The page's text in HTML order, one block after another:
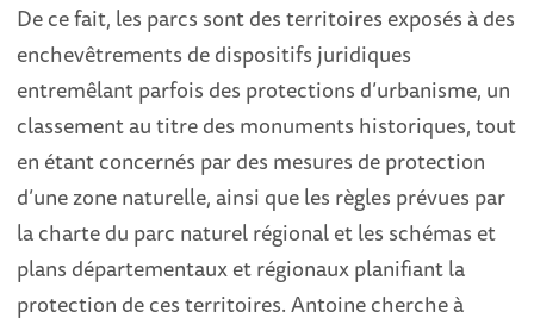
De ce fait, les parcs sont des territoires exposés à des
enchevêtrements de dispositifs juridiques
entremêlant parfois des protections d’urbanisme, un
classement au titre des monuments historiques, tout
en étant concernés par des mesures de protection
d’une zone naturelle, ainsi que les règles prévues par
la charte du parc naturel régional et les schémas et
plans départementaux et régionaux planifiant la
protection de ces territoires. Antoine cherche à